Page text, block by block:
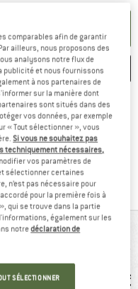
COMPARER
Trouve les infos sur la
les informations de
ShopsTrouve toutes les
comparables afin de garantir
ailleurs, nous proposons des
analysons notre flux de
publicité et nous fournissons
à nos partenaires de
sur la manière dont
sont situés dans des
vos données, par exemple
« Tout sélectionner », vous
Si vous ne souhaitez pas
techniquement nécessaires,
vos paramètres de
sélectionner certaines
n’est pas nécessaire pour
pour la première fois à
qui se trouve dans la partie
également sur les
notredéclaration de
SÉLECTIONNER